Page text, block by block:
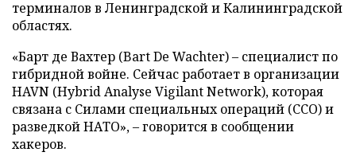
терминалов в Ленинградской и Калининградской
областях.
«Барт де Вахтер (Bart De Wachter) – специалист по
гибридной войне. Сейчас работает в организации
HAVN (Hybrid Analyse Vigilant Network), которая
связана с Силами специальных операций (ССО) и
разведкой НАТО», – говорится в сообщении
хакеров.